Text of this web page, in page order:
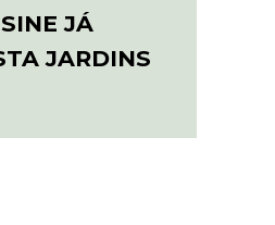
JÁ
JARDINS